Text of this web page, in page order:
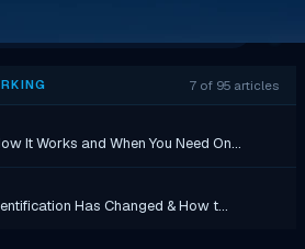
7 of 95 articles
It Works and When You Need On…
Has Changed & How t…